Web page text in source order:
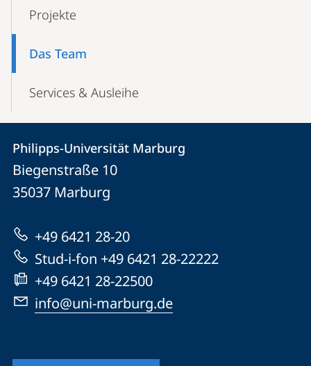
Projekte
Das Team
Services & Ausleihe
Kontakt
und
Informationen
zur
Website
Kontaktinformationen
Philipps-
Universität
Marburg
Philipps-Universität Marburg
Biegenstraße 10
35037 Marburg
+49 6421 28-20
Stud-i-fon +49 6421 28-22222
+49 6421 28-22500
info@uni-marburg.de